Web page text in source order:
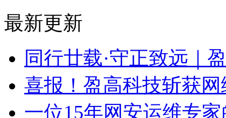
最新更新
同行廿载·守正致远｜
喜报！盈高科技斩获
一位15年网安运维专